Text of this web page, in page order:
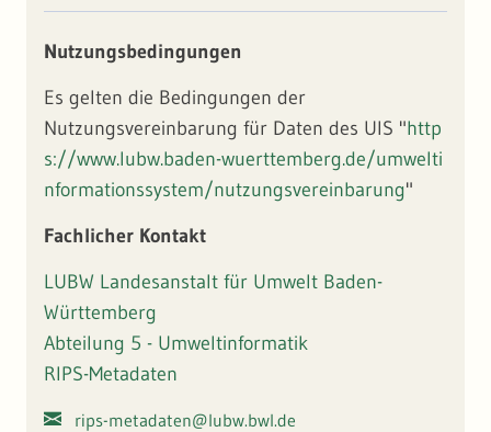
Nutzungsbedingungen
Es gelten die Bedingungen der
Nutzungsvereinbarung für Daten des UIS "http
s://www.lubw.baden-wuerttemberg.de/umwelti
nformationssystem/nutzungsvereinbarung"
Fachlicher Kontakt
LUBW Landesanstalt für Umwelt Baden-
Württemberg
Abteilung 5 - Umweltinformatik
RIPS-Metadaten
rips-metadaten@lubw.bwl.de